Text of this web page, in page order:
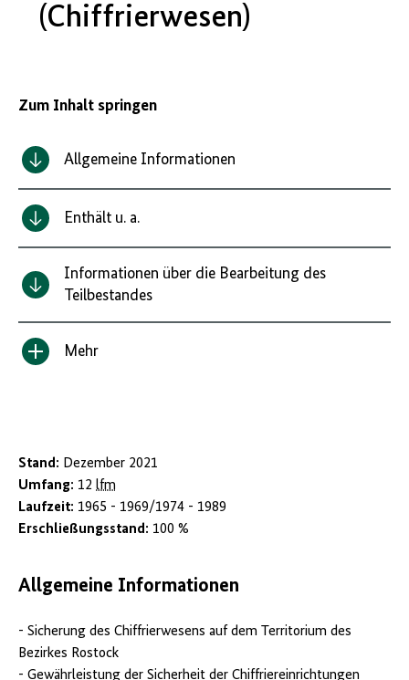
(Chiffrierwesen)
Zum Inhalt springen
Allgemeine Informationen
Enthält u. a.
Informationen über die Bearbeitung des
Teilbestandes
Inhalt
Mehr
Stand: Dezember 2021
Umfang: 12 lfm
Laufzeit: 1965 - 1969/1974 - 1989
Erschließungsstand: 100 %
Allgemeine Informationen
- Sicherung des Chiffrierwesens auf dem Territorium des
Bezirkes Rostock
- Gewährleistung der Sicherheit der Chiffriereinrichtungen